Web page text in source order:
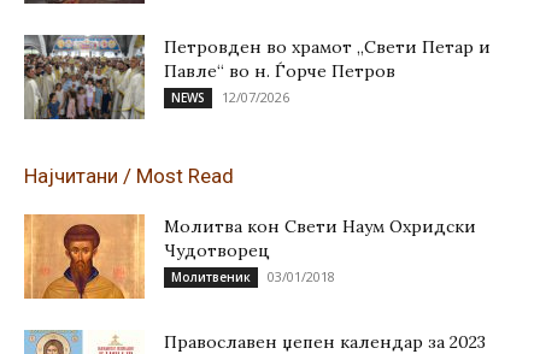
Петровден во храмот „Свети Петар и
Павле“ во н. Ѓорче Петров
NEWS 12/07/2026
Најчитани / Most Read
Молитва кон Свети Наум Охридски
Чудотворец
Молитвеник 03/01/2018
Православен џепен календар за 2023